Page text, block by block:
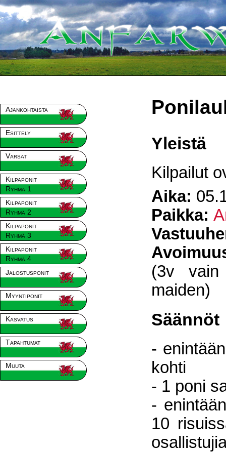
Ajankohtaista
Esittely
Varsat
Kilpaponit
Ryhmä 1
Kilpaponit
Ryhmä 2
Kilpaponit
Ryhmä 3
Kilpaponit
Ryhmä 4
Jalostusponit
Myyntiponit
Kasvatus
Tapahtumat
Muuta
Yleistä
Kilpailut
Aika:
Paikka:
(3v
maiden)
Säännöt
-
kohti
- 1 poni
-
10